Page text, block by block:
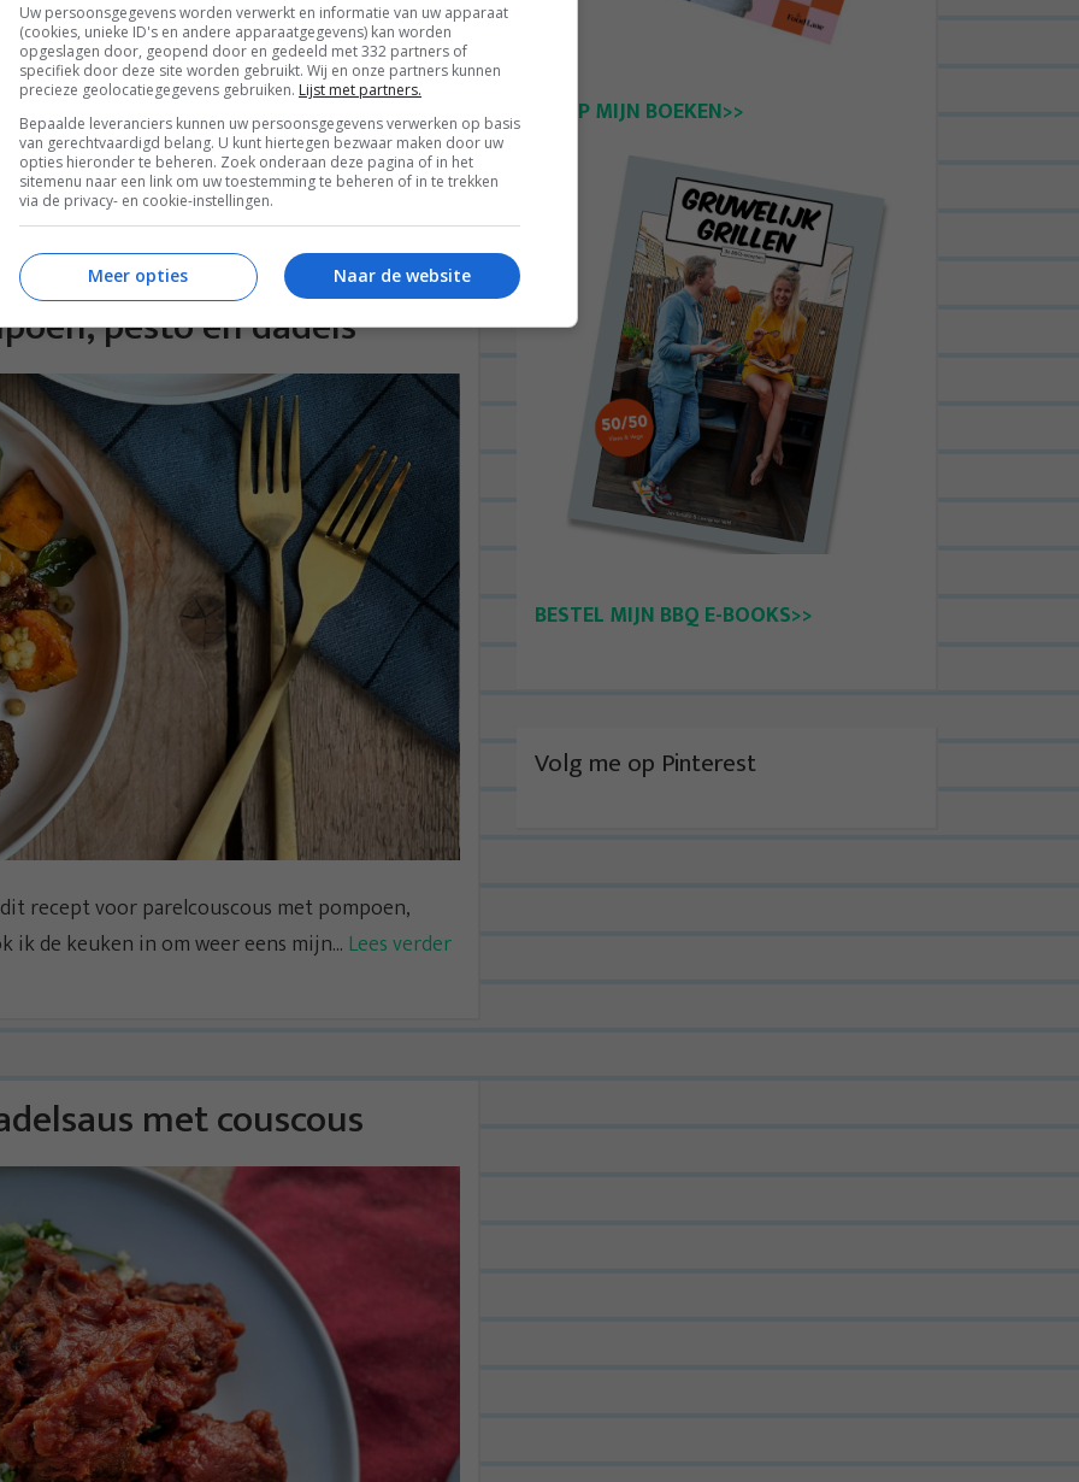
eindelijk weer eens een recept en dit keer voor
veel zin heb om...Lees verder
pesto en dadels
recept voor parelcouscous met pompoen,
ik de keuken in om weer eens mijn...Lees verder
met couscous
KOOP MIJN BOEKEN>>
BESTEL MIJN BBQ E-BOOKS>>
Volg me op Pinterest
Uw persoonsgegevens worden verwerkt en informatie van uw apparaat
(cookies, unieke ID's en andere apparaatgegevens) kan worden
opgeslagen door, geopend door en gedeeld met 332 partners of
specifiek door deze site worden gebruikt. Wij en onze partners kunnen
precieze geolocatiegegevens gebruiken. Lijst met partners.
Bepaalde leveranciers kunnen uw persoonsgegevens verwerken op basis
van gerechtvaardigd belang. U kunt hiertegen bezwaar maken door uw
opties hieronder te beheren. Zoek onderaan deze pagina of in het
sitemenu naar een link om uw toestemming te beheren of in te trekken
via de privacy- en cookie-instellingen.
Naar de website
Meer opties